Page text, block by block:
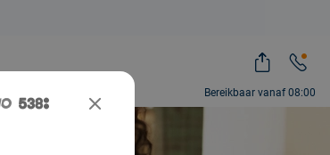
Bereikbaar vanaf 08:00